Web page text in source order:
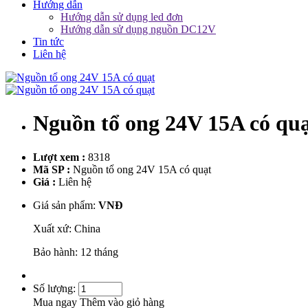
Hướng dẫn
Hướng dẫn sử dụng led đơn
Hướng dẫn sử dụng nguồn DC12V
Tin tức
Liên hệ
Nguồn tổ ong 24V 15A có
Lượt xem : 8318
Mã SP : Nguồn tổ ong 24V 15A có quạt
Giá : Liên hệ
Giá sản phẩm: VNĐ
Xuất xứ: China
Bảo hành: 12 tháng
Số lượng:
Mua ngay Thêm vào giỏ hàng